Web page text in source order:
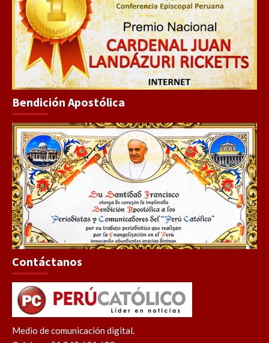
Bendición Apostólica
Contáctanos
Medio de comunicación digital.